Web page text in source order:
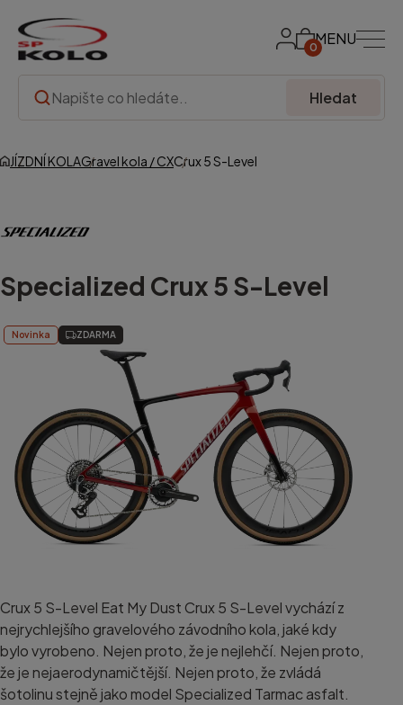
0MENU
Hledat
JÍZDNÍ KOLAGravel kola / CXCrux 5 S-Level
Specialized Crux 5 S-Level
Novinka ZDARMA
Crux 5 S-Level Eat My Dust Crux 5 S-Level vychází z
nejrychlejšího gravelového závodního kola, jaké kdy
bylo vyrobeno. Nejen proto, že je nejlehčí. Nejen proto,
že je nejaerodynamičtější. Nejen proto, že zvládá
šotolinu stejně jako model Specialized Tarmac asfalt.